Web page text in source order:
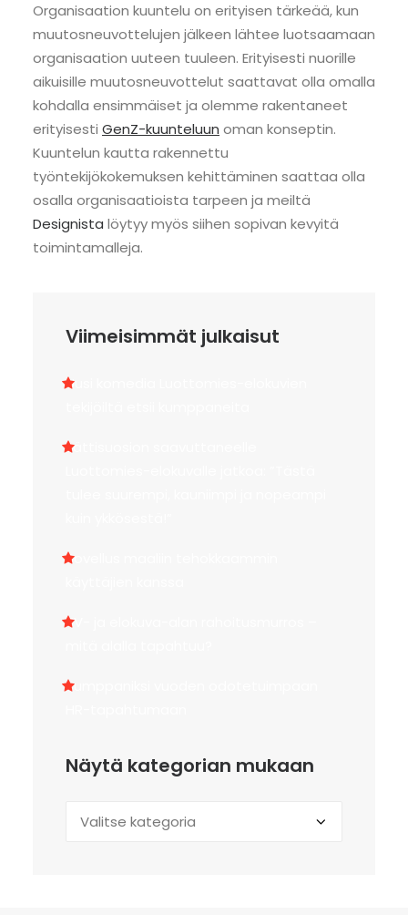
Organisaation kuuntelu on erityisen tärkeää, kun
muutosneuvottelujen jälkeen lähtee luotsaamaan
organisaation uuteen tuuleen. Erityisesti nuorille
aikuisille muutosneuvottelut saattavat olla omalla
kohdalla ensimmäiset ja olemme rakentaneet
erityisesti GenZ-kuunteluun oman konseptin.
Kuuntelun kautta rakennettu
työntekijökokemuksen kehittäminen saattaa olla
osalla organisaatioista tarpeen ja meiltä
Designista löytyy myös siihen sopivan kevyitä
toimintamalleja.
Viimeisimmät julkaisut
Uusi komedia Luottomies-elokuvien
Jättisuosion saavuttaneelle
Sovellus maaliin tehokkaammin
TV- ja elokuva-alan rahoitusmurros –
Kumppaniksi vuoden odotetuimpaan
Näytä kategorian mukaan